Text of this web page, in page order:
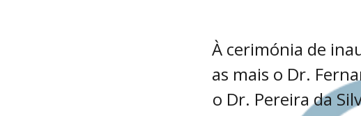
À cerimónia de
as mais o Dr.
o Dr. Pereira da